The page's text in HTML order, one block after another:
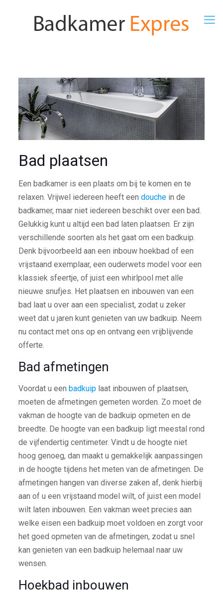
Bad plaatsen
Een badkamer is een plaats om bij te komen en te
relaxen. Vrijwel iedereen heeft een douchein de
badkamer, maar niet iedereen beschikt over een bad.
Gelukkig kunt u altijd een bad laten plaatsen. Er zijn
verschillende soorten als het gaat om een badkuip.
Denk bijvoorbeeld aan een inbouw hoekbad of een
vrijstaand exemplaar, een ouderwets model voor een
klassiek sfeertje, of juist een whirlpool met alle
nieuwe snufjes. Het plaatsen en inbouwen van een
bad laat u over aan een specialist, zodat u zeker
weet dat u jaren kunt genieten van uw badkuip. Neem
nu contact met ons op en ontvang een vrijblijvende
offerte.
Bad afmetingen
Voordat u een badkuiplaat inbouwen of plaatsen,
moeten de afmetingen gemeten worden. Zo moet de
vakman de hoogte van de badkuip opmeten en de
breedte. De hoogte van een badkuip ligt meestal rond
de vijfendertig centimeter. Vindt u de hoogte niet
hoog genoeg, dan maakt u gemakkelijk aanpassingen
in de hoogte tijdens het meten van de afmetingen. De
afmetingen hangen van diverse zaken af, denk hierbij
aan of u een vrijstaand model wilt, of juist een model
wilt laten inbouwen. Een vakman weet precies aan
welke eisen een badkuip moet voldoen en zorgt voor
het goed opmeten van de afmetingen, zodat u snel
kan genieten van een badkuip helemaal naar uw
wensen.
Hoekbad inbouwen